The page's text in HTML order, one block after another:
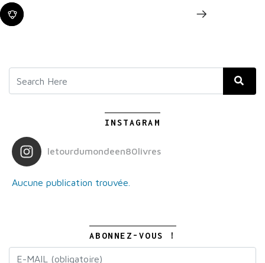
INSTAGRAM
letourdumondeen80livres
Aucune publication trouvée.
ABONNEZ-VOUS !